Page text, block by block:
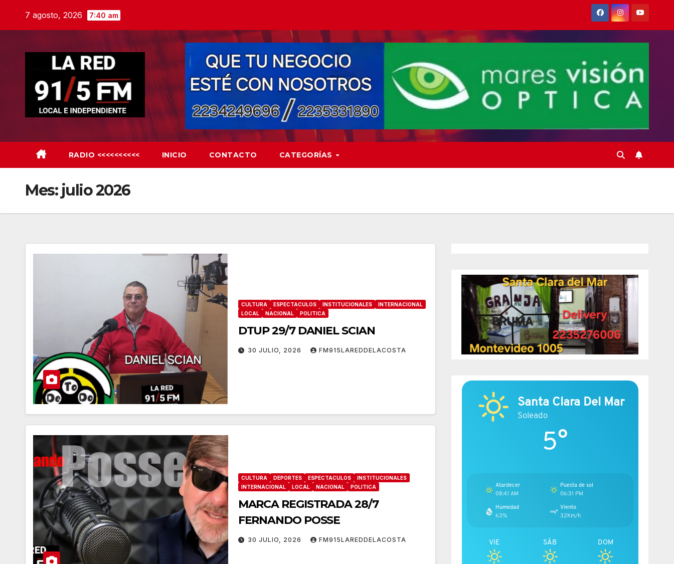
7 agosto, 2026 7:40 am
RADIO <<<<<<<<<< INICIO CONTACTO CATEGORÍAS
Mes: julio 2026
CULTURA ESPECTACULOS INSTITUCIONALES
INTERNACIONAL
LOCAL
NACIONAL POLITICA
DTUP 29/7 DANIEL SCIAN
30 JULIO, 2026 FM915LAREDDELACOSTA
CULTURA DEPORTES ESPECTACULOS
INSTITUCIONALES
INTERNACIONAL
LOCAL NACIONAL POLITICA
MARCA REGISTRADA 28/7
FERNANDO POSSE
30 JULIO, 2026 FM915LAREDDELACOSTA
Santa Clara Del Mar
Soleado
5°
Atardecer
08:41 AM
Puesta de sol
06:31 PM
Humedad
63%
Viento
32Km/h
VIE SÁB DOM